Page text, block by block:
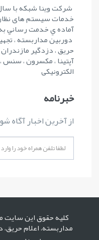
شرکت وينا شبکه با
خدمات سیستم های
آماده ي خدمت رساني
دوربین مداربسته ،
حریق ، دزدگیر
آپتینا ، مکسرون ، سنس
الکترونیکی
خبرنامه
از آخرین اخبار آگاه
کلیه حقوق این سایت
مداربسته، اعلام